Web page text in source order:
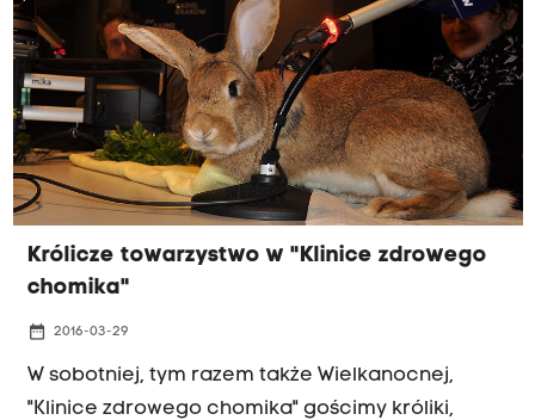
Królicze towarzystwo w "Klinice zdrowego
chomika"
date_range 2016-03-29
W sobotniej, tym razem także Wielkanocnej,
"Klinice zdrowego chomika" gościmy króliki,